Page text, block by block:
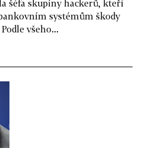
šéfa skupiny hackerů, kteří
systémům škody
všeho...